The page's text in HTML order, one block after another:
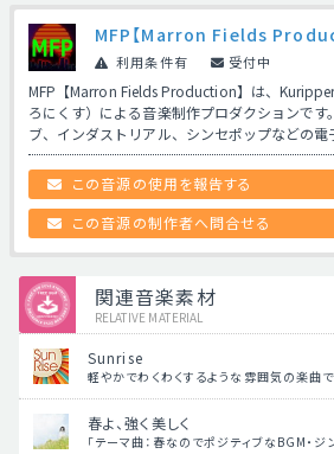
MFP【Marron Fields
利用条件有 受付中
MFP【Marron Fields Production】は、
ろにくす）による音楽制作プロダクションです
ブ、インダストリアル、シンセポップなどの
この音源の使用を報告する
この音源の制作者へ問合せる
関連音楽素材
RELATIVE MATERIAL
Sunrise
軽やかでわくわくするような雰囲気の楽曲で
春よ、強く美しく
「テーマ曲：春なのでポジティブなBGM・